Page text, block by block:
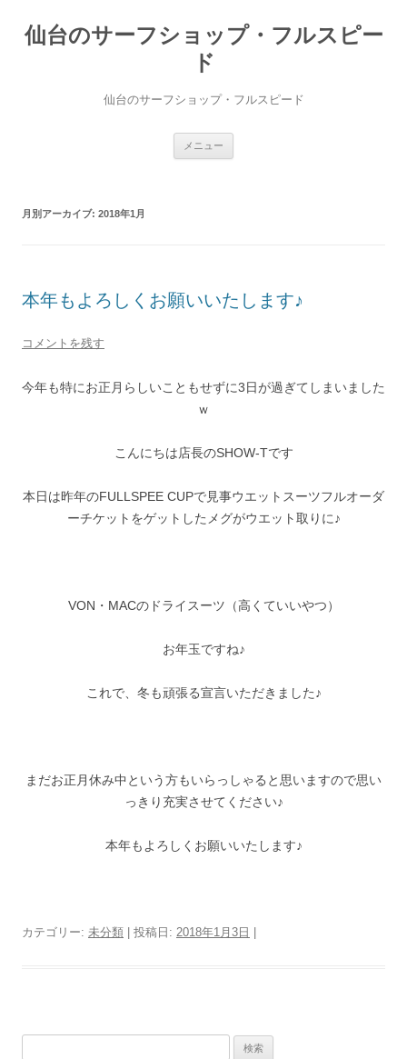
仙台のサーフショップ・フルスピー
ド
仙台のサーフショップ・フルスピード
メニュー
月別アーカイブ: 2018年1月
本年もよろしくお願いいたします♪
コメントを残す
今年も特にお正月らしいこともせずに3日が過ぎてしまいました
ｗ
こんにちは店長のSHOW-Tです
本日は昨年のFULLSPEE CUPで見事ウエットスーツフルオーダ
ーチケットをゲットしたメグがウエット取りに♪
VON・MACのドライスーツ（高くていいやつ）
お年玉ですね♪
これで、冬も頑張る宣言いただきました♪
まだお正月休み中という方もいらっしゃると思いますので思い
っきり充実させてください♪
本年もよろしくお願いいたします♪
カテゴリー: 未分類 | 投稿日: 2018年1月3日